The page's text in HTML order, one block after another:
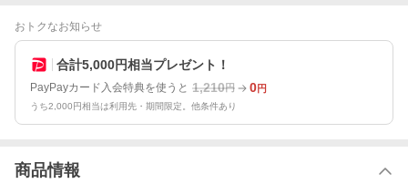
おトクなお知らせ
合計5,000円相当プレゼント！
PayPayカード入会特典を使うと 1,210円 0円
うち2,000円相当は利用先・期間限定。他条件あり
商品情報